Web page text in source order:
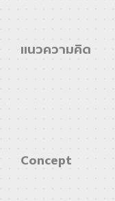
แนวความคิด
Concept